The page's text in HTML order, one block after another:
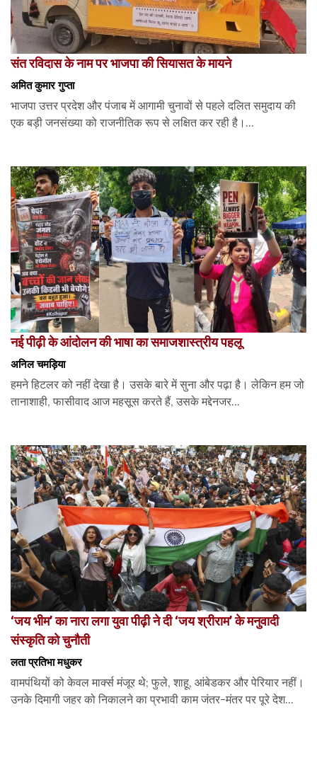
संत रविदास के नाम पर भाजपा की सियासत के मायने
अमित कुमार गुप्ता
भाजपा उत्तर प्रदेश और पंजाब में आगामी चुनावों से पहले दलित समुदाय की
एक बड़ी जनसंख्या को राजनीतिक रूप से लक्षित कर रही है।...
नई पीढ़ी के आंदोलन की भाषा का समाजशास्त्रीय पहलू
अनिल चमड़िया
हमने हिटलर को नहीं देखा है। उसके बारे में सुना और पढ़ा है। लेकिन हम जो
तानाशाही, फासीवाद आज महसूस करते हैं, उसके मद्देनजर...
‘जय भीम’ का नारा लगा युवा पीढ़ी ने दी ‘जय श्रीराम’ के मनुवादी
संस्कृति को चुनौती
लता प्रतिभा मधुकर
वामपंथियों को केवल मार्क्स मंजूर थे; फुले, शाहू, आंबेडकर और पेरियार नहीं।
उनके दिमागी जहर को निकालने का प्रभावी काम जंतर-मंतर पर पूरे देश...